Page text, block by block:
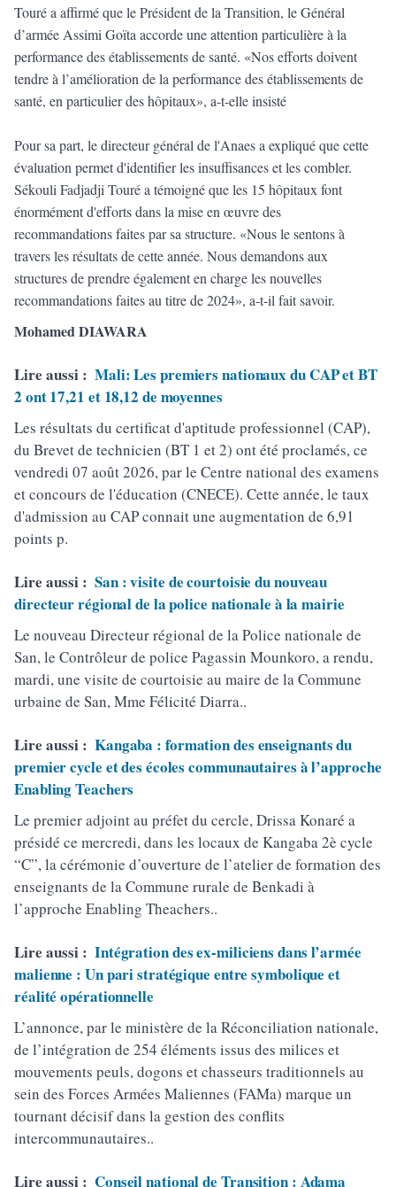
Touré a affirmé que le Président de la Transition, le Général
d’armée Assimi Goïta accorde une attention particulière à la
performance des établissements de santé. «Nos efforts doivent
tendre à l’amélioration de la performance des établissements de
santé, en particulier des hôpitaux», a-t-elle insisté
Pour sa part, le directeur général de l'Anaes a expliqué que cette
évaluation permet d'identifier les insuffisances et les combler.
Sékouli Fadjadji Touré a témoigné que les 15 hôpitaux font
énormément d'efforts dans la mise en œuvre des
recommandations faites par sa structure. «Nous le sentons à
travers les résultats de cette année. Nous demandons aux
structures de prendre également en charge les nouvelles
recommandations faites au titre de 2024», a-t-il fait savoir.
Mohamed DIAWARA
Lire aussi : Mali: Les premiers nationaux du CAP et BT
2 ont 17,21 et 18,12 de moyennes
Les résultats du certificat d'aptitude professionnel (CAP),
du Brevet de technicien (BT 1 et 2) ont été proclamés, ce
vendredi 07 août 2026, par le Centre national des examens
et concours de l'éducation (CNECE). Cette année, le taux
d'admission au CAP connait une augmentation de 6,91
points p.
Lire aussi : San : visite de courtoisie du nouveau
directeur régional de la police nationale à la mairie
Le nouveau Directeur régional de la Police nationale de
San, le Contrôleur de police Pagassin Mounkoro, a rendu,
mardi, une visite de courtoisie au maire de la Commune
urbaine de San, Mme Félicité Diarra..
Lire aussi : Kangaba : formation des enseignants du
premier cycle et des écoles communautaires à l’approche
Enabling Teachers
Le premier adjoint au préfet du cercle, Drissa Konaré a
présidé ce mercredi, dans les locaux de Kangaba 2è cycle
“C”, la cérémonie d’ouverture de l’atelier de formation des
enseignants de la Commune rurale de Benkadi à
l’approche Enabling Theachers..
Lire aussi : Intégration des ex-miliciens dans l’armée
malienne : Un pari stratégique entre symbolique et
réalité opérationnelle
L’annonce, par le ministère de la Réconciliation nationale,
de l’intégration de 254 éléments issus des milices et
mouvements peuls, dogons et chasseurs traditionnels au
sein des Forces Armées Maliennes (FAMa) marque un
tournant décisif dans la gestion des conflits
intercommunautaires..
Lire aussi : Conseil national de Transition : Adama